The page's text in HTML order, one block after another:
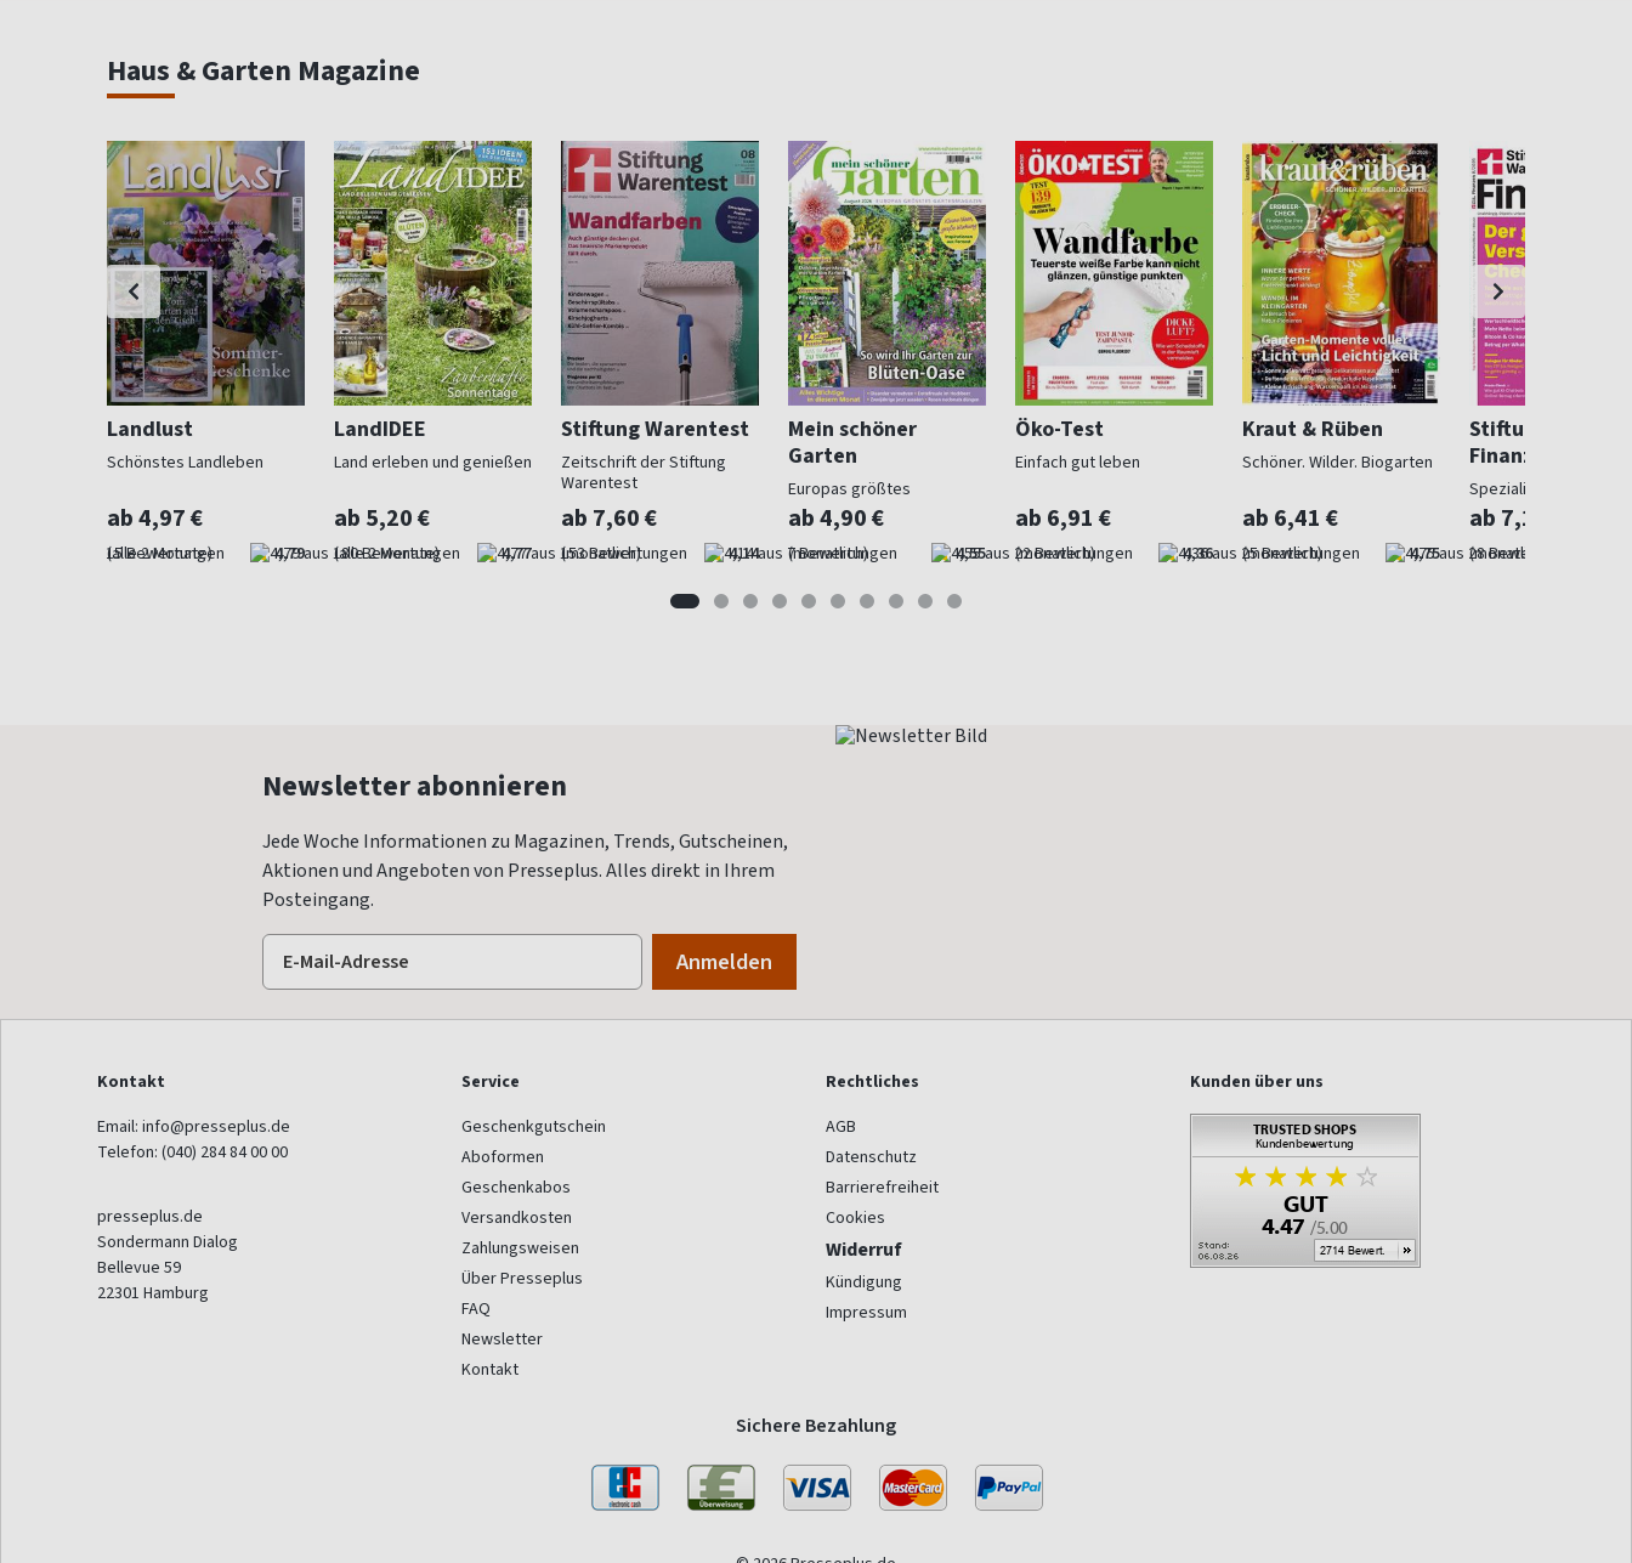
Haus & Garten Magazine
Landlust
Schönstes Landleben
ab 4,97 €
(alle 2 Monate) 4,79
LandIDEE
Land erleben und genießen
ab 5,20 €
(alle 2 Monate) 4,77
Stiftung Warentest
Zeitschrift der Stiftung
Warentest
ab 7,60 €
(monatlich) 4,14
Mein schöner
Garten
Europas größtes
Gartenmagazin
ab 4,90 €
(monatlich) 4,55
Öko-Test
Einfach gut leben
ab 6,91 €
(monatlich) 4,36
Kraut & Rüben
Schöner. Wilder. Biogarten
ab 6,41 €
(monatlich) 4,75
Stiftung
Finanzen
Spezialist in
ab 7,10 €
(monatlich)
Newsletter abonnieren
Jede Woche Informationen zu Magazinen, Trends, Gutscheinen,
Aktionen und Angeboten von Presseplus. Alles direkt in Ihrem
Posteingang.
Kontakt
Email: info@presseplus.de
Telefon: (040) 284 84 00 00
presseplus.de
Sondermann Dialog
Bellevue 59
22301 Hamburg
Service
Geschenkgutschein
Aboformen
Geschenkabos
Versandkosten
Zahlungsweisen
Über Presseplus
FAQ
Newsletter
Kontakt
Rechtliches
AGB
Datenschutz
Barrierefreiheit
Cookies
Widerruf
Kündigung
Impressum
Kunden über uns
Sichere Bezahlung